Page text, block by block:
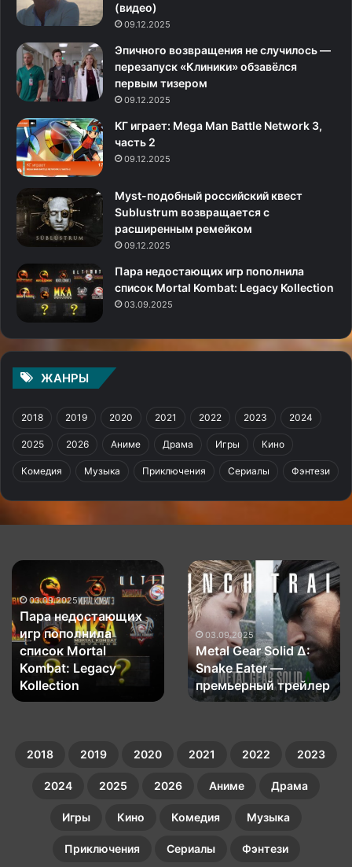
(видео)
09.12.2025
Эпичного возвращения не случилось —
перезапуск «Клиники» обзавёлся
первым тизером
09.12.2025
KГ игpaeт: Mega Man Battle Network 3,
часть 2
09.12.2025
Myst-подобный российский квест
Sublustrum возвращается с
расширенным ремейком
09.12.2025
Пара недостающих игр пополнила
список Mortal Kombat: Legacy Kollection
03.09.2025
ЖАНРЫ
2018 2019 2020 2021 2022 2023 2024
2025 2026 Аниме Драма Игры Кино
Комедия Музыка Приключения Сериалы Фэнтези
Пара
недостающих
игр
пополнила
список
Mortal
Kombat:
Legacy
Kollection
03.09.2025
Пара недостающих
игр пополнила
список Mortal
Kombat: Legacy
Kollection
Metal
Gear
Solid
Δ:
Snake
Eater
—
премьерный
трейлер
03.09.2025
Metal Gear Solid Δ:
Snake Eater —
премьерный трейлер
2018 2019 2020 2021 2022 2023
2024 2025 2026 Аниме Драма
Игры Кино Комедия Музыка
Приключения Сериалы Фэнтези